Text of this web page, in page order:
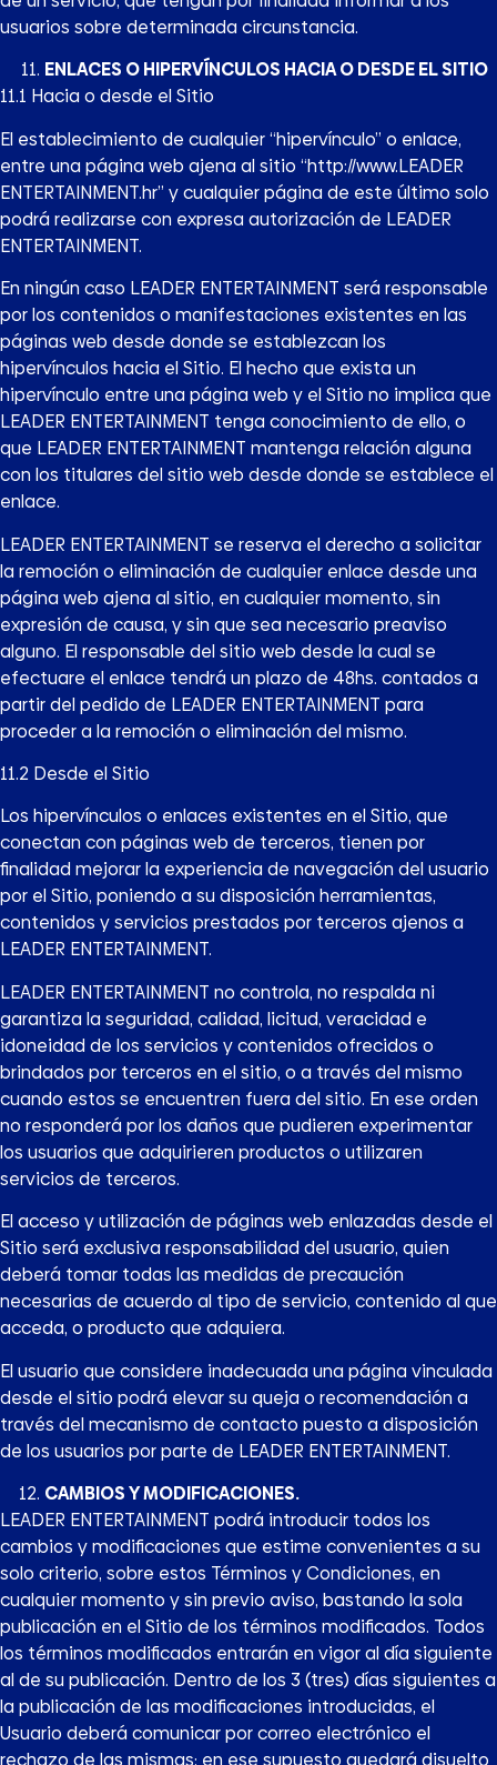
usuarios sobre determinada circunstancia.
ENLACES O HIPERVÍNCULOS HACIA O DESDE EL SITIO
11.1 Hacia o desde el Sitio
El establecimiento de cualquier “hipervínculo” o enlace,
entre una página web ajena al sitio “http://www.LEADER
ENTERTAINMENT.hr” y cualquier página de este último solo
podrá realizarse con expresa autorización de LEADER
ENTERTAINMENT.
En ningún caso LEADER ENTERTAINMENT será responsable
por los contenidos o manifestaciones existentes en las
páginas web desde donde se establezcan los
hipervínculos hacia el Sitio. El hecho que exista un
hipervínculo entre una página web y el Sitio no implica que
LEADER ENTERTAINMENT tenga conocimiento de ello, o
que LEADER ENTERTAINMENT mantenga relación alguna
con los titulares del sitio web desde donde se establece el
enlace.
LEADER ENTERTAINMENT se reserva el derecho a solicitar
la remoción o eliminación de cualquier enlace desde una
página web ajena al sitio, en cualquier momento, sin
expresión de causa, y sin que sea necesario preaviso
alguno. El responsable del sitio web desde la cual se
efectuare el enlace tendrá un plazo de 48hs. contados a
partir del pedido de LEADER ENTERTAINMENT para
proceder a la remoción o eliminación del mismo.
11.2 Desde el Sitio
Los hipervínculos o enlaces existentes en el Sitio, que
conectan con páginas web de terceros, tienen por
finalidad mejorar la experiencia de navegación del usuario
por el Sitio, poniendo a su disposición herramientas,
contenidos y servicios prestados por terceros ajenos a
LEADER ENTERTAINMENT.
LEADER ENTERTAINMENT no controla, no respalda ni
garantiza la seguridad, calidad, licitud, veracidad e
idoneidad de los servicios y contenidos ofrecidos o
brindados por terceros en el sitio, o a través del mismo
cuando estos se encuentren fuera del sitio. En ese orden
no responderá por los daños que pudieren experimentar
los usuarios que adquirieren productos o utilizaren
servicios de terceros.
El acceso y utilización de páginas web enlazadas desde el
Sitio será exclusiva responsabilidad del usuario, quien
deberá tomar todas las medidas de precaución
necesarias de acuerdo al tipo de servicio, contenido al que
acceda, o producto que adquiera.
El usuario que considere inadecuada una página vinculada
desde el sitio podrá elevar su queja o recomendación a
través del mecanismo de contacto puesto a disposición
de los usuarios por parte de LEADER ENTERTAINMENT.
CAMBIOS Y MODIFICACIONES.
LEADER ENTERTAINMENT podrá introducir todos los
cambios y modificaciones que estime convenientes a su
solo criterio, sobre estos Términos y Condiciones, en
cualquier momento y sin previo aviso, bastando la sola
publicación en el Sitio de los términos modificados. Todos
los términos modificados entrarán en vigor al día siguiente
al de su publicación. Dentro de los 3 (tres) días siguientes a
la publicación de las modificaciones introducidas, el
Usuario deberá comunicar por correo electrónico el